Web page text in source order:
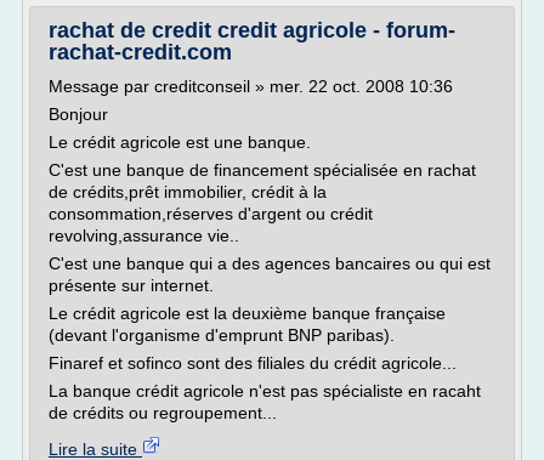
rachat de credit credit agricole - forum-
rachat-credit.com
Message par creditconseil » mer. 22 oct. 2008 10:36
Bonjour
Le crédit agricole est une banque.
C'est une banque de financement spécialisée en rachat
de crédits,prêt immobilier, crédit à la
consommation,réserves d'argent ou crédit
revolving,assurance vie..
C'est une banque qui a des agences bancaires ou qui est
présente sur internet.
Le crédit agricole est la deuxième banque française
(devant l'organisme d'emprunt BNP paribas).
Finaref et sofinco sont des filiales du crédit agricole...
La banque crédit agricole n'est pas spécialiste en racaht
de crédits ou regroupement...
Lire la suite